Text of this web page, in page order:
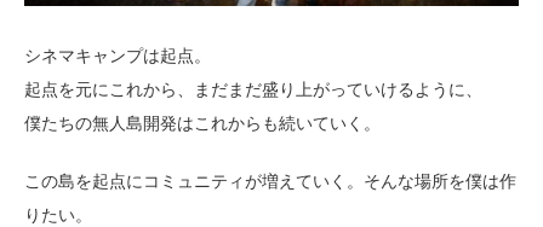
シネマキャンプは起点。
起点を元にこれから、まだまだ盛り上がっていけるように、
僕たちの無人島開発はこれからも続いていく。
この島を起点にコミュニティが増えていく。そんな場所を僕は作
りたい。